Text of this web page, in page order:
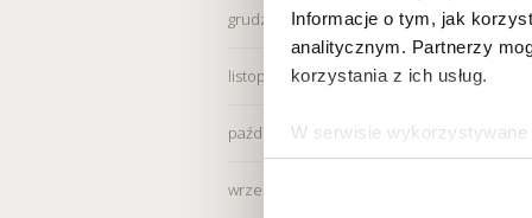
Informacje o tym, jak
analitycznym. Partnerzy
korzystania z ich usług.
W serwisie wykorzystywane
wybranych przez
grudzień 2023
listopad 2023
październik 2023
wrzesień 2023